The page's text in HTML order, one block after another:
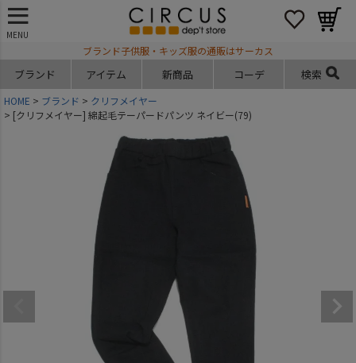
MENU
ブランド子供服・キッズ服の通販はサーカス
ブランド アイテム 新商品 コーデ 検索
HOME ブランド
クリフメイヤー
[クリフメイヤー] 綿起毛テーパードパンツ ネイビー(79)